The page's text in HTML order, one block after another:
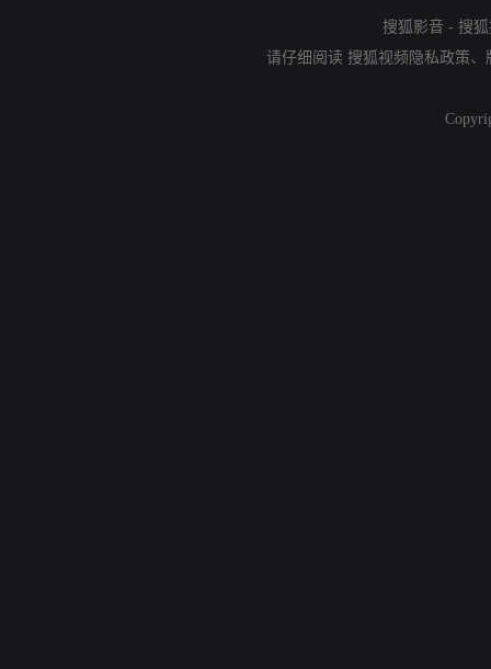
搜狐影音 - 搜
请仔细阅读 搜狐视频隐私政策、